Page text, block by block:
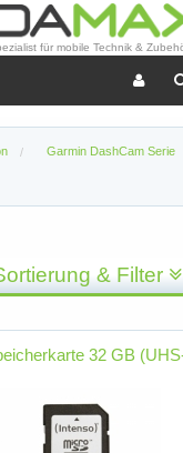
für mobile Technik &
Garmin DashCam Serie
& Filter
32 GB